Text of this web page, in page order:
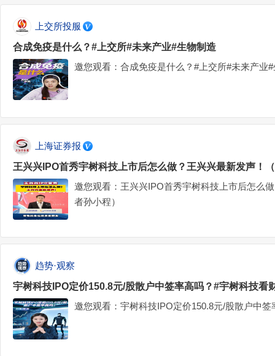
上交所投服
合成免疫是什么？#上交所#未来产业#生物制造
邀您观看：合成免疫是什么？#上交所#未来产业
上海证券报
王兴兴IPO首秀宇树科技上市后怎么做？王兴兴最新发声！
邀您观看：王兴兴IPO首秀宇树科技上市后怎么
者孙小程）
趋势·观察
宇树科技IPO定价150.8元/股散户中签率高吗？#宇树科技看
邀您观看：宇树科技IPO定价150.8元/股散户中